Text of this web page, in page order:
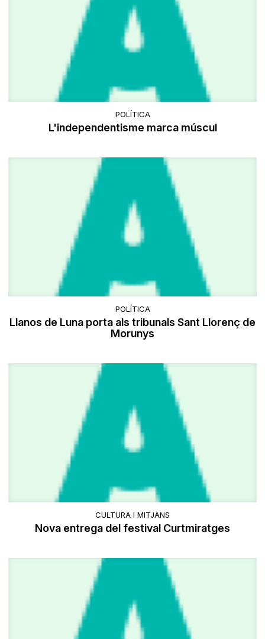
POLÍTICA
L'independentisme marca múscul
POLÍTICA
Llanos de Luna porta als tribunals Sant Llorenç de
Morunys
CULTURA I MITJANS
Nova entrega del festival Curtmiratges